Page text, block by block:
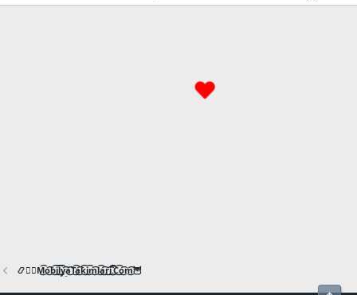
📿🧙‍♂️M͜͡o͜͡b͜͡i͜͡l͜͡y͜͡a͜͡T͜͡a͜͡k͜͡i͜͡m͜͡l͜͡a͜͡r͜͡i͜͡.͜͡C͜͡o͜͡m͜͡🦉